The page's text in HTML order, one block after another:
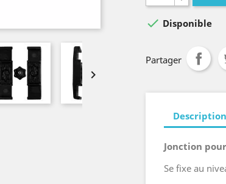

 Disponible
Partager
Description
Jonction
Se fixe au